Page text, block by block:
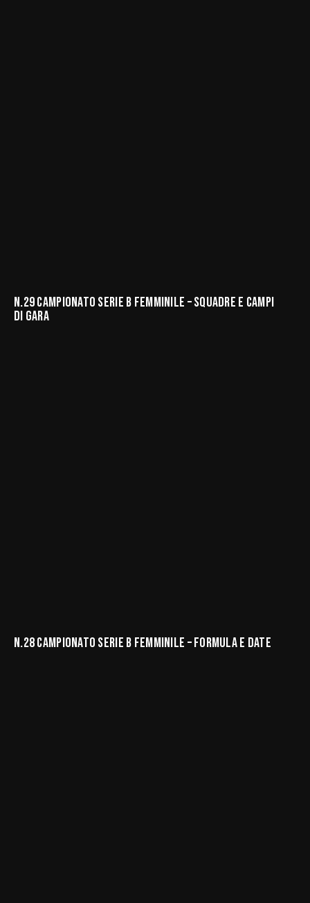
N.29 CAMPIONATO SERIE B FEMMINILE – SQUADRE E CAMPI
DI GARA
N.28 CAMPIONATO SERIE B FEMMINILE – FORMULA E DATE